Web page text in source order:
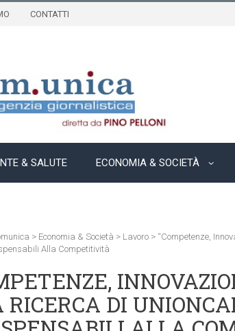
CONTATTI
& SALUTE ECONOMIA & SOCIETÀ
> Economia & Società > Lavoro > “Competenze,
Alla Competitività
RICERCA DI